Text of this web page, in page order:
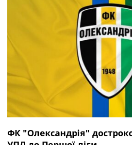
ФК "Олександрія"